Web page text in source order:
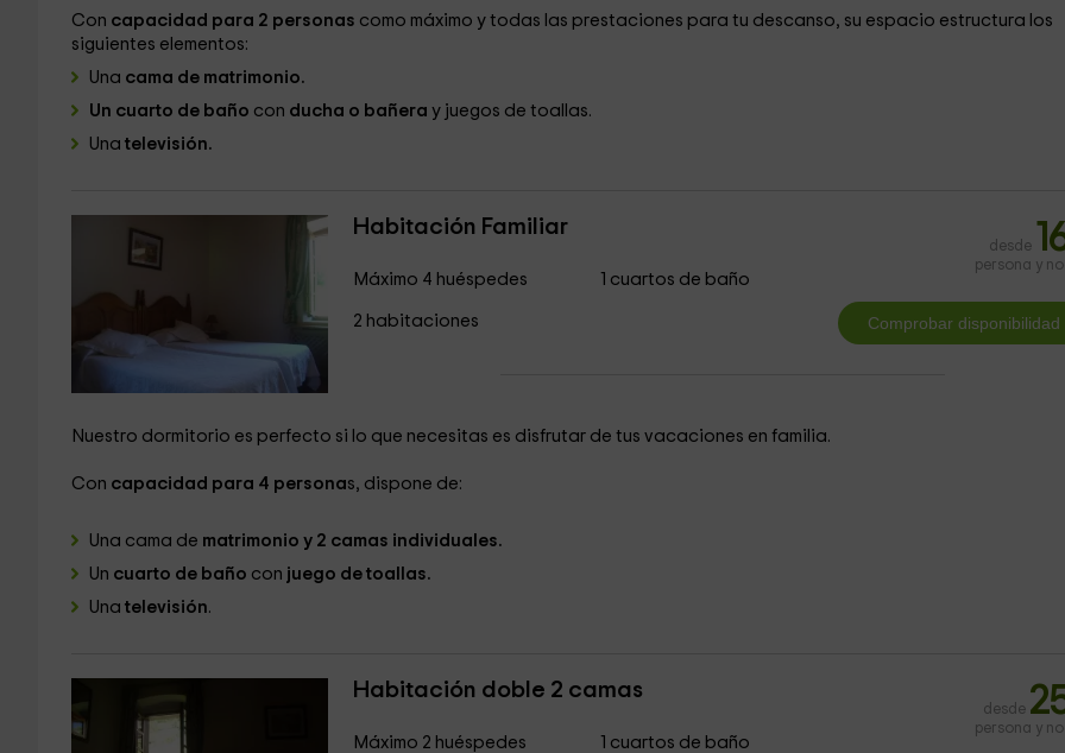
Con capacidad para 2 personas como máximo y todas las prestaciones para tu descanso, su espacio estructura los
siguientes elementos:
Una cama de matrimonio.
Un cuarto de baño con ducha o bañera y juegos de toallas.
Una televisión.
Habitación Familiar
Máximo 4 huéspedes
2 habitaciones
1 cuartos de baño
desde
persona y
Nuestro dormitorio es perfecto si lo que necesitas es disfrutar de tus vacaciones en familia.
Con capacidad para 4 personas, dispone de:
Una cama de matrimonio y 2 camas individuales.
Un cuarto de baño con juego de toallas.
Una televisión.
Habitación doble 2 camas
Máximo 2 huéspedes 1 cuartos de baño
desde
persona y